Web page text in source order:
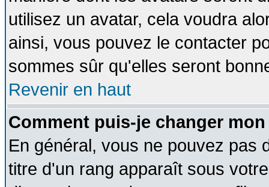
utilisez un avatar, cela voudra
ainsi, vous pouvez le contacter
sommes sûr qu'elles seront
Revenir en haut
Comment puis-je changer
En général, vous ne pouvez pas
titre d'un rang apparaît sous